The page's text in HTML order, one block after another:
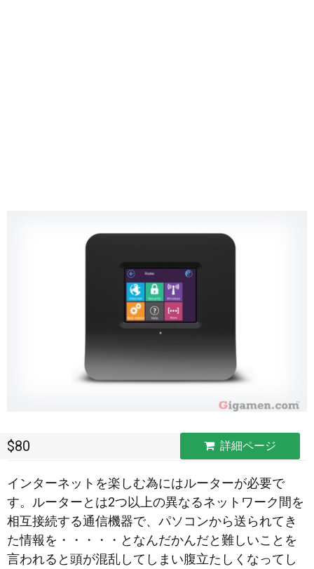
$80 詳細ページ
インターネットを楽しむ為にはルーターが必要で
す。ルーターとは2つ以上の異なるネットワーク間を
相互接続する通信機器で、パソコンから送られてき
た情報を・・・・・ となんだかんだと難しいことを
言われると頭が混乱してしまい腹立たしくなってし